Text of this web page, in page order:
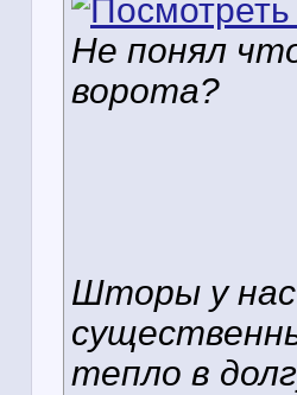
Не понял
ворота?
Шторы у нас
тепло в